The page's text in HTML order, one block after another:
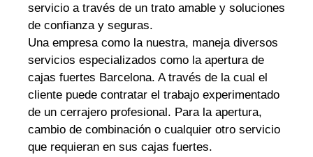
servicio a través de un trato amable y soluciones
de confianza y seguras.
Una empresa como la nuestra, maneja diversos
servicios especializados como la apertura de
cajas fuertes Barcelona. A través de la cual el
cliente puede contratar el trabajo experimentado
de un cerrajero profesional. Para la apertura,
cambio de combinación o cualquier otro servicio
que requieran en sus cajas fuertes.